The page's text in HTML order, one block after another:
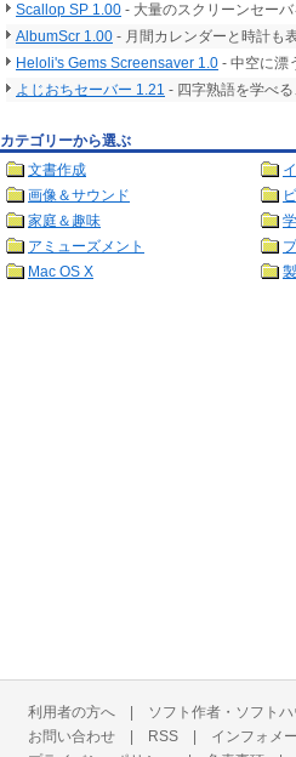
Scallop SP 1.00 - 大量のスクリーンセー
AlbumScr 1.00 - 月間カレンダーと時計も
Heloli's Gems Screensaver 1.0 - 中空に漂
よじおちセーバー 1.21 - 四字熟語を学べ
カテゴリーから選ぶ
文書作成
画像＆サウンド
家庭＆趣味
アミューズメント
Mac OS X
利用者の方へ | ソフト作者・ソフト
お問い合わせ | RSS | インフォメ